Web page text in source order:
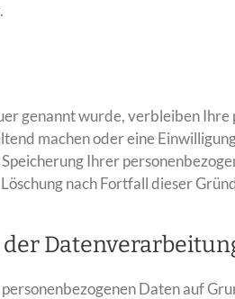
genannt wurde, verbleiben
machen oder eine
Ihrer
nach Fortfall dieser
Daten auf